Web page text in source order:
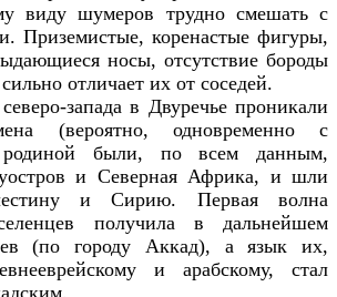
виду шумеров трудно смешать с
Приземистые, коренастые фигуры,
носы, отсутствие бороды
отличает их от соседей.
запада в Двуречье проникали
(вероятно, одновременно с
были, по всем данным,
и Северная Африка, и шли
и Сирию. Первая волна
получила в дальнейшем
(по городу Аккад), а язык их,
и арабскому, стал